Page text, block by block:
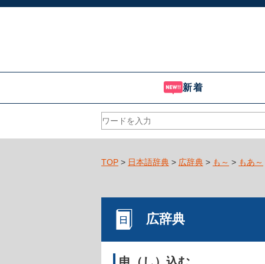
新着
TOP > 日本語辞典 > 広辞典 > も～ > もあ～
広辞典